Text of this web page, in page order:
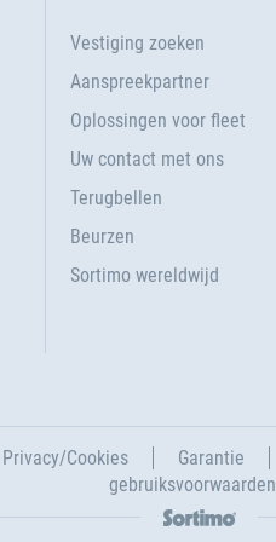
Vestiging zoeken
Aanspreekpartner
Oplossingen voor fleet
Uw contact met ons
Terugbellen
Beurzen
Sortimo wereldwijd
Privacy/Cookies Garantie
gebruiksvoorwaarden